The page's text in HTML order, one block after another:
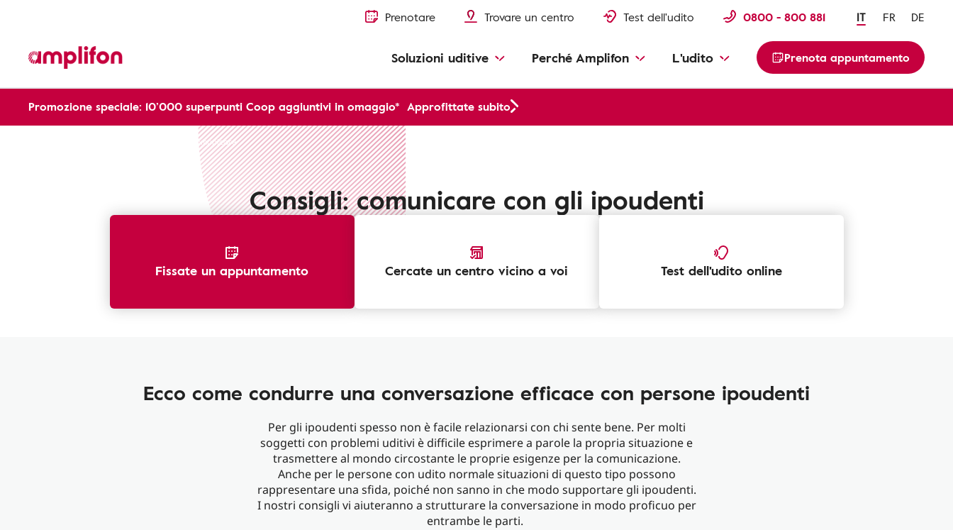
Prenotare Trovare un centro Test dell'udito 0800 - 800 881 IT FR DE
Soluzioni uditive Perché Amplifon L'udito Prenota appuntamento
Promozione speciale: 10’000 superpunti Coop aggiuntivi in omaggio* Approfittate subito
Come comunicare
Consigli: comunicare con gli ipoudenti
Fissate un appuntamento Cercate un centro vicino a voi Test dell'udito online
Ecco come condurre una conversazione efficace con persone ipoudenti
Per gli ipoudenti spesso non è facile relazionarsi con chi sente bene. Per molti
soggetti con problemi uditivi è difficile esprimere a parole la propria situazione e
trasmettere al mondo circostante le proprie esigenze per la comunicazione.
Anche per le persone con udito normale situazioni di questo tipo possono
rappresentare una sfida, poiché non sanno in che modo supportare gli ipoudenti.
I nostri consigli vi aiuteranno a strutturare la conversazione in modo proficuo per
entrambe le parti.